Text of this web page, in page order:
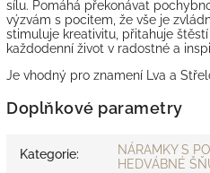
sílu. Pomáhá překonávat
výzvám s pocitem, že vše je
stimuluje kreativitu, přitahuje
každodenní život v radostné a
Je vhodný pro znamení Lva a
Doplňkové parametry
Kategorie:
NÁRAMKY S
HEDVÁBNÉ